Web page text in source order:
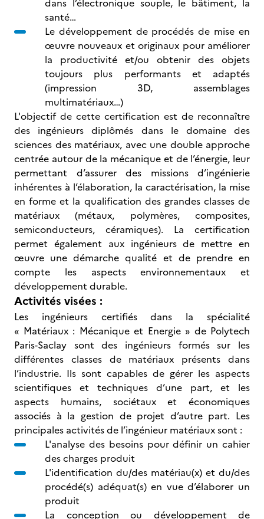
dans l’électronique souple, le bâtiment, la
santé…
Le développement de procédés de mise en
œuvre nouveaux et originaux pour améliorer
la productivité et/ou obtenir des objets
toujours plus performants et adaptés
(impression 3D, assemblages
multimatériaux…)
L'objectif de cette certification est de reconnaître
des ingénieurs diplômés dans le domaine des
sciences des matériaux, avec une double approche
centrée autour de la mécanique et de l’énergie, leur
permettant d’assurer des missions d’ingénierie
inhérentes à l’élaboration, la caractérisation, la mise
en forme et la qualification des grandes classes de
matériaux (métaux, polymères, composites,
semiconducteurs, céramiques). La certification
permet également aux ingénieurs de mettre en
œuvre une démarche qualité et de prendre en
compte les aspects environnementaux et
développement durable.
Activités visées :
Les ingénieurs certifiés dans la spécialité
« Matériaux : Mécanique et Energie » de Polytech
Paris-Saclay sont des ingénieurs formés sur les
différentes classes de matériaux présents dans
l’industrie. Ils sont capables de gérer les aspects
scientifiques et techniques d’une part, et les
aspects humains, sociétaux et économiques
associés à la gestion de projet d’autre part. Les
principales activités de l’ingénieur matériaux sont :
L'analyse des besoins pour définir un cahier
des charges produit
L'identification du/des matériau(x) et du/des
procédé(s) adéquat(s) en vue d’élaborer un
produit
La conception ou développement de